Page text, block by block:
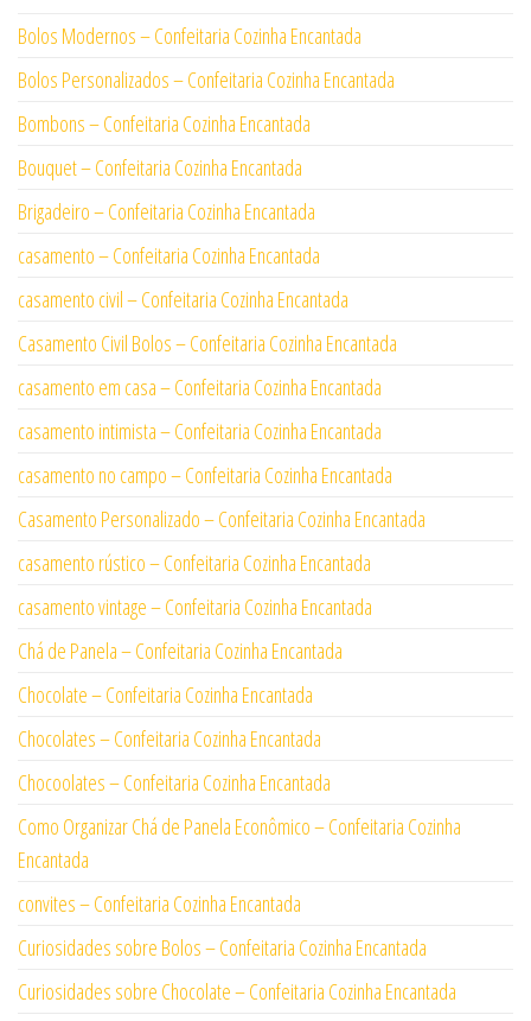
Bolos Modernos – Confeitaria Cozinha Encantada
Bolos Personalizados – Confeitaria Cozinha Encantada
Bombons – Confeitaria Cozinha Encantada
Bouquet – Confeitaria Cozinha Encantada
Brigadeiro – Confeitaria Cozinha Encantada
casamento – Confeitaria Cozinha Encantada
casamento civil – Confeitaria Cozinha Encantada
Casamento Civil Bolos – Confeitaria Cozinha Encantada
casamento em casa – Confeitaria Cozinha Encantada
casamento intimista – Confeitaria Cozinha Encantada
casamento no campo – Confeitaria Cozinha Encantada
Casamento Personalizado – Confeitaria Cozinha Encantada
casamento rústico – Confeitaria Cozinha Encantada
casamento vintage – Confeitaria Cozinha Encantada
Chá de Panela – Confeitaria Cozinha Encantada
Chocolate – Confeitaria Cozinha Encantada
Chocolates – Confeitaria Cozinha Encantada
Chocoolates – Confeitaria Cozinha Encantada
Como Organizar Chá de Panela Econômico – Confeitaria Cozinha
Encantada
convites – Confeitaria Cozinha Encantada
Curiosidades sobre Bolos – Confeitaria Cozinha Encantada
Curiosidades sobre Chocolate – Confeitaria Cozinha Encantada